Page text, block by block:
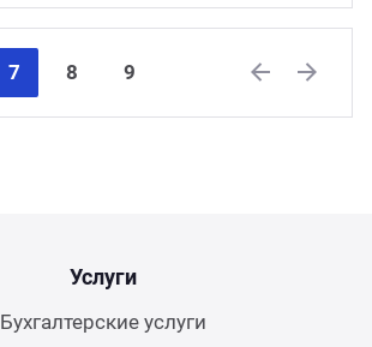
7 8
9
Услуги
Бухгалтерские услуги